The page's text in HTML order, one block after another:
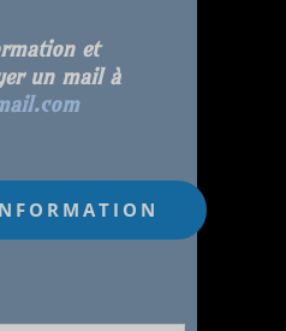
et
un mail à